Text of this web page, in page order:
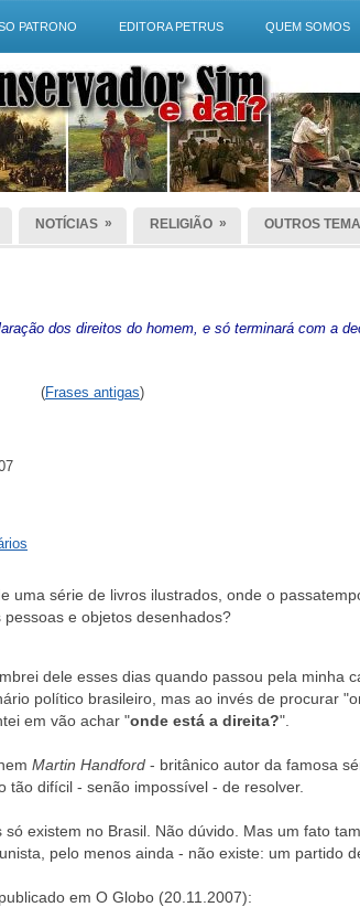
PATRONO EDITORA PETRUS QUEM SOMOS
NOTÍCIAS » RELIGIÃO » OUTROS
dos direitos do homem, e só terminará com a
(Frases antigas)
uma série de livros ilustrados, onde o
e objetos desenhados?
dele esses dias quando passou pela minha
político brasileiro, mas ao invés de procurar
em vão achar "onde está a direita?".
Martin Handford - britânico autor da famosa
tão difícil - senão impossível - de resolver.
existem no Brasil. Não dúvido. Mas um fato
pelo menos ainda - não existe: um partido
em O Globo (20.11.2007):